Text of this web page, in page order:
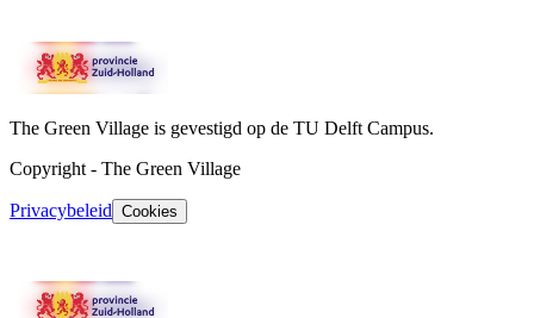
The Green Village is gevestigd op de TU Delft Campus.
Copyright - The Green Village
Privacybeleid Cookies